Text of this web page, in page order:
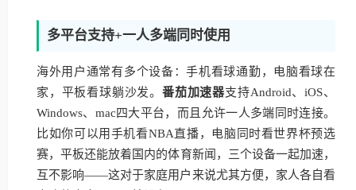
多平台支持+一人多端同时使用
海外用户通常有多个设备：手机看球通勤，电脑看球在
家，平板看球躺沙发。 番茄加速器支持Android、iOS、
Windows、mac四大平台，而且允许一人多端同时连接。
比如你可以用手机看NBA直播，电脑同时看世界杯预选
赛，平板还能放着国内的体育新闻，三个设备一起加速，
互不影响——这对于家庭用户来说尤其方便，家人各自看